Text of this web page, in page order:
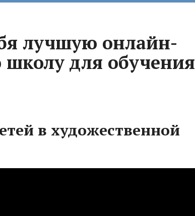
лучшую онлайн-
для обучения
в художественной